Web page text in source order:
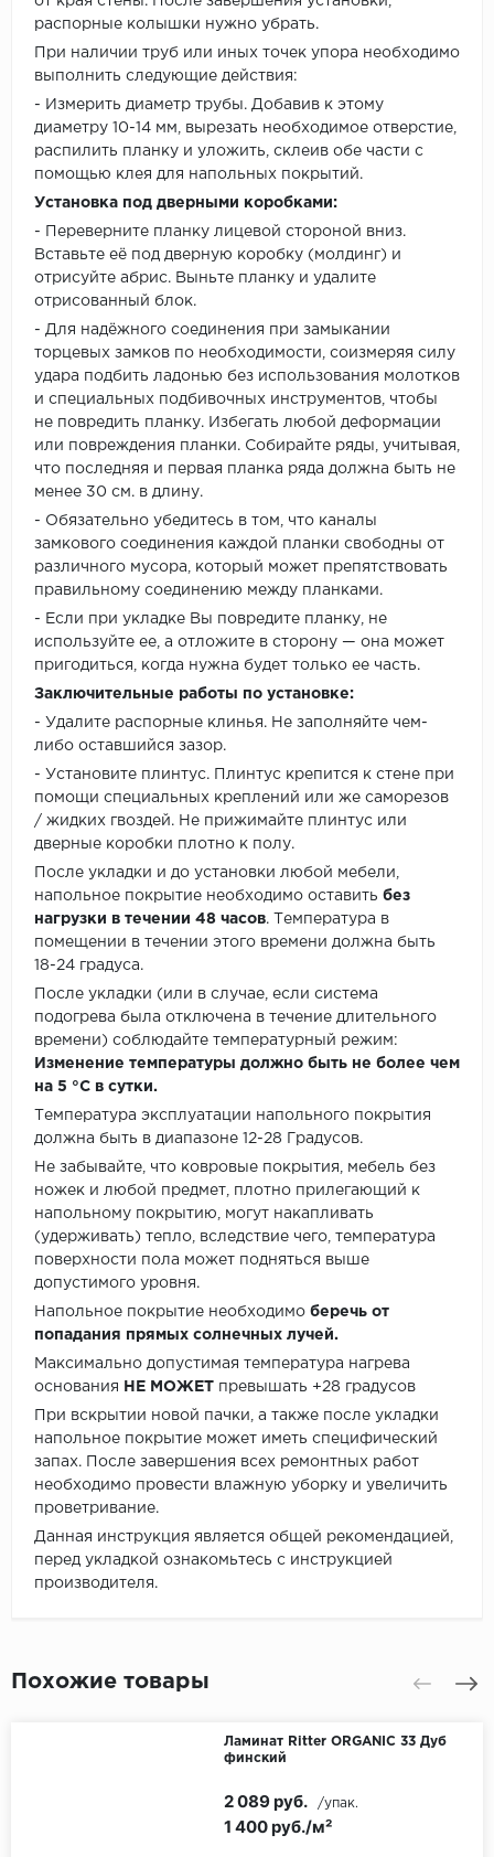
распорные колышки нужно убрать.
При наличии труб или иных точек упора необходимо
выполнить следующие действия:
- Измерить диаметр трубы. Добавив к этому
диаметру 10-14 мм, вырезать необходимое отверстие,
распилить планку и уложить, склеив обе части с
помощью клея для напольных покрытий.
Установка под дверными коробками:
- Переверните планку лицевой стороной вниз.
Вставьте её под дверную коробку (молдинг) и
отрисуйте абрис. Выньте планку и удалите
отрисованный блок.
- Для надёжного соединения при замыкании
торцевых замков по необходимости, соизмеряя силу
удара подбить ладонью без использования молотков
и специальных подбивочных инструментов, чтобы
не повредить планку. Избегать любой деформации
или повреждения планки. Собирайте ряды, учитывая,
что последняя и первая планка ряда должна быть не
менее 30 см. в длину.
- Обязательно убедитесь в том, что каналы
замкового соединения каждой планки свободны от
различного мусора, который может препятствовать
правильному соединению между планками.
- Если при укладке Вы повредите планку, не
используйте ее, а отложите в сторону — она может
пригодиться, когда нужна будет только ее часть.
Заключительные работы по установке:
- Удалите распорные клинья. Не заполняйте чем-
либо оставшийся зазор.
- Установите плинтус. Плинтус крепится к стене при
помощи специальных креплений или же саморезов
/ жидких гвоздей. Не прижимайте плинтус или
дверные коробки плотно к полу.
После укладки и до установки любой мебели,
напольное покрытие необходимо оставить без
нагрузки в течении 48 часов. Температура в
помещении в течении этого времени должна быть
18-24 градуса.
После укладки (или в случае, если система
подогрева была отключена в течение длительного
времени) соблюдайте температурный режим:
Изменение температуры должно быть не более чем
на 5 °C в сутки.
Температура эксплуатации напольного покрытия
должна быть в диапазоне 12-28 Градусов.
Не забывайте, что ковровые покрытия, мебель без
ножек и любой предмет, плотно прилегающий к
напольному покрытию, могут накапливать
(удерживать) тепло, вследствие чего, температура
поверхности пола может подняться выше
допустимого уровня.
Напольное покрытие необходимо беречь от
попадания прямых солнечных лучей.
Максимально допустимая температура нагрева
основания
НЕ МОЖЕТ превышать +28 градусов
При вскрытии новой пачки, а также после укладки
напольное покрытие может иметь специфический
запах. После завершения всех ремонтных работ
необходимо провести влажную уборку и увеличить
проветривание.
Данная инструкция является общей рекомендацией,
перед укладкой ознакомьтесь с инструкцией
производителя.
Похожие товары
Ламинат Ritter ORGANIC 33 Дуб
финский
1 400 руб./м²
2 089 руб. /упак.